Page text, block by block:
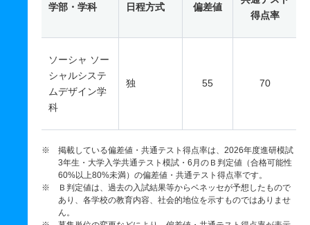
学部・学科 日程方式 偏差値
得点率
ソーシャ ソー
シャルシステ
ムデザイン学
科
独 55 70
※ 掲載している偏差値・共通テスト得点率は、2026年度進研模試
3年生・大学入学共通テスト模試・6月のＢ判定値（合格可能性
60%以上80%未満）の偏差値・共通テスト得点率です。
※ Ｂ判定値は、過去の入試結果等からベネッセが予想したもので
あり、各学校の教育内容、社会的地位を示すものではありませ
ん。